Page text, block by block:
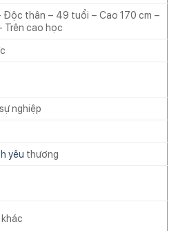
Độc thân – 49 tuổi – Cao 170 cm –
Trên cao học
nghiệp
yêu thương